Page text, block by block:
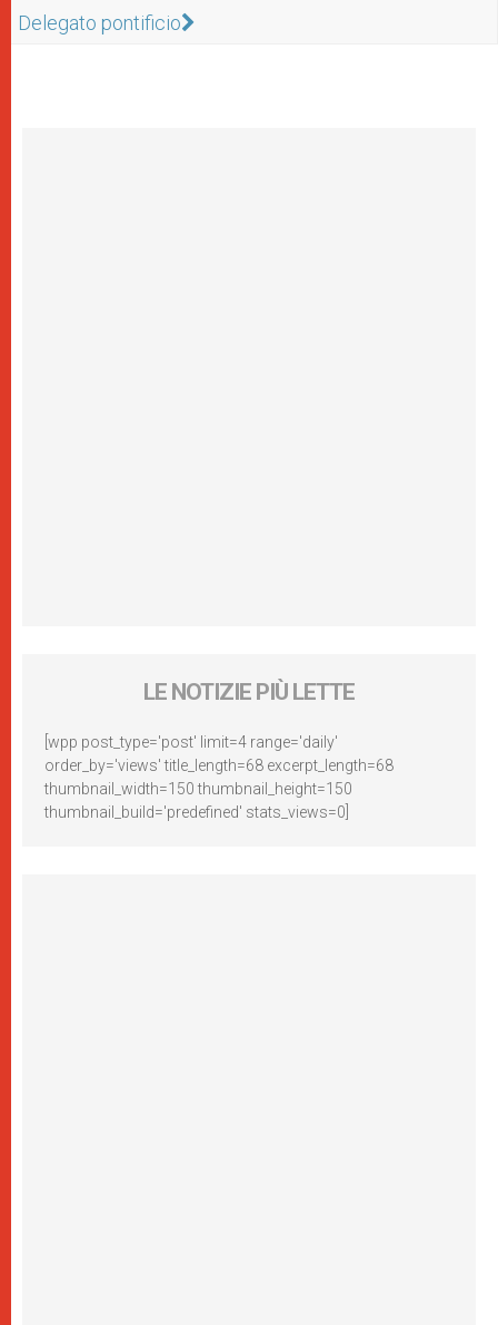
Delegato pontificio
LE NOTIZIE PIÙ LETTE
[wpp post_type='post' limit=4 range='daily'
order_by='views' title_length=68 excerpt_length=68
thumbnail_width=150 thumbnail_height=150
thumbnail_build='predefined' stats_views=0]